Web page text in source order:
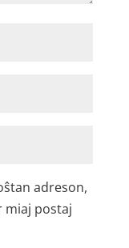
adreson,
miaj postaj